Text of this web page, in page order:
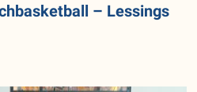
– Lessings